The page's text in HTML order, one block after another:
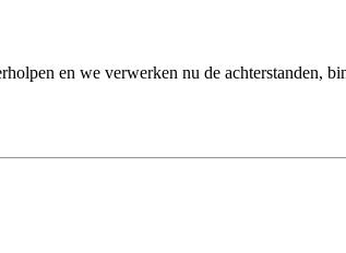
en we verwerken nu de achterstanden,